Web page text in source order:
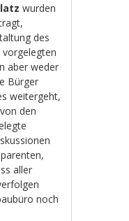
wurden
des
vorgelegten
aber weder
Bürger
weitergeht,
den
aller
noch